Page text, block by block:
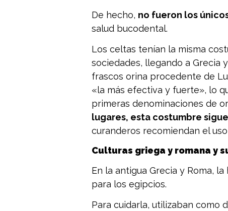
De hecho, no fueron los
salud bucodental.
Los celtas tenían la misma
sociedades, llegando a Grecia
frascos orina procedente de
«la más efectiva y fuerte», lo
primeras denominaciones de
lugares, esta costumbre
curanderos recomiendan el
Culturas griega y romana y
En la antigua Grecia y Roma,
para los egipcios.
Para cuidarla, utilizaban como